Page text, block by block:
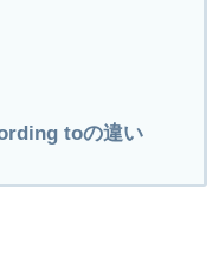
toの違い